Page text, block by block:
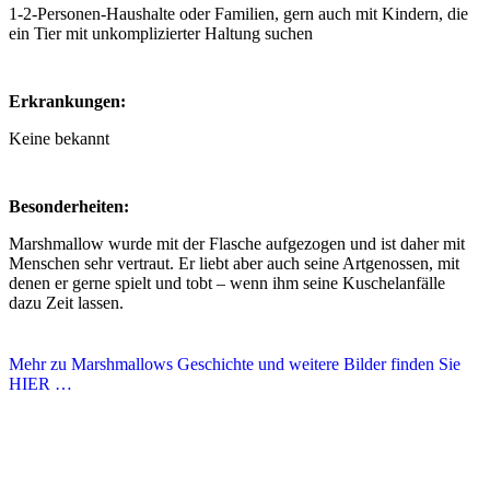
1-2-Personen-Haushalte oder Familien, gern auch mit Kindern, die
ein Tier mit unkomplizierter Haltung suchen
Erkrankungen:
Keine bekannt
Besonderheiten:
Marshmallow wurde mit der Flasche aufgezogen und ist daher mit
Menschen sehr vertraut. Er liebt aber auch seine Artgenossen, mit
denen er gerne spielt und tobt – wenn ihm seine Kuschelanfälle
dazu Zeit lassen.
Mehr zu Marshmallows Geschichte und weitere Bilder finden Sie
HIER …